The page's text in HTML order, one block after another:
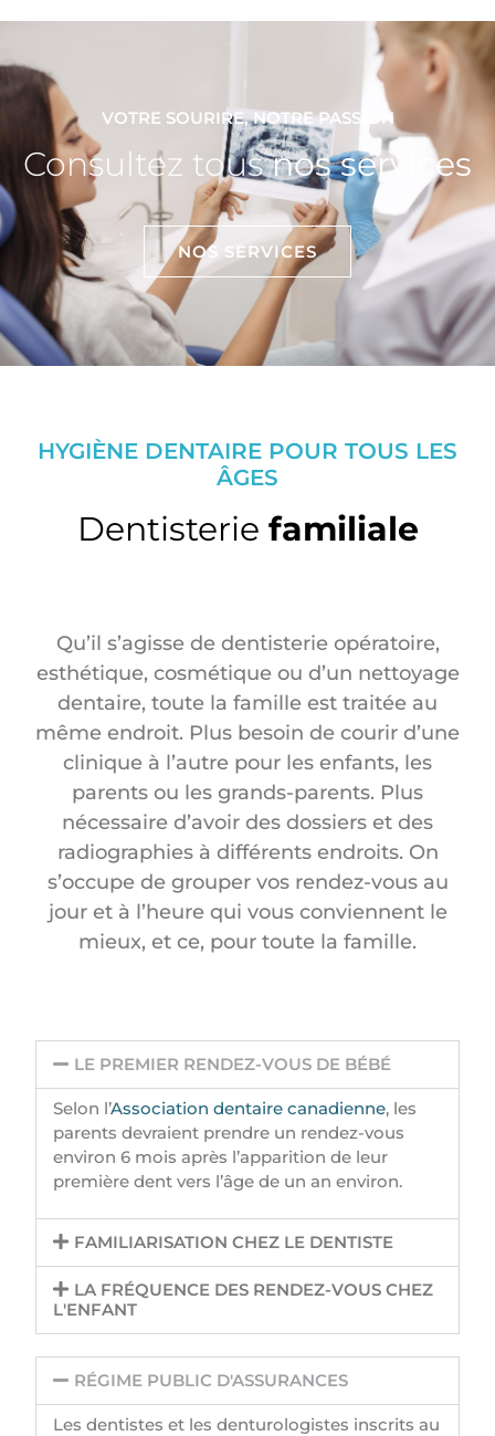
VOTRE SOURIRE, NOTRE PASSION
Consultez tousnos services
NOS SERVICES
HYGIÈNE DENTAIRE POUR TOUS LES
ÂGES
Dentisterie familiale
Qu’il s’agisse de dentisterie opératoire,
esthétique, cosmétique ou d’un nettoyage
dentaire, toute la famille est traitée au
même endroit. Plus besoin de courir d’une
clinique à l’autre pour les enfants, les
parents ou les grands-parents. Plus
nécessaire d’avoir des dossiers et des
radiographies à différents endroits. On
s’occupe de grouper vos rendez-vous au
jour et à l’heure qui vous conviennent le
mieux, et ce, pour toute la famille.
LE PREMIER RENDEZ-VOUS DE BÉBÉ
Selon l’Association dentaire canadienne, les
parents devraient prendre un rendez-vous
environ 6 mois après l’apparition de leur
première dent vers l’âge de un an environ.
FAMILIARISATION CHEZ LE DENTISTE
LA FRÉQUENCE DES RENDEZ-VOUS CHEZ
L'ENFANT
RÉGIME PUBLIC D'ASSURANCES
Les dentistes et les denturologistes inscrits au